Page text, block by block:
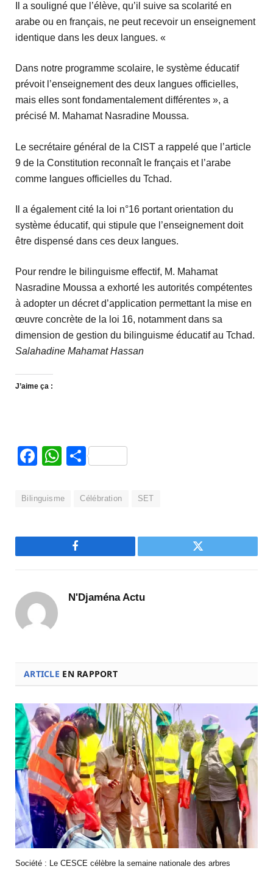
Il a souligné que l’élève, qu’il suive sa scolarité en
arabe ou en français, ne peut recevoir un enseignement
identique dans les deux langues. «
Dans notre programme scolaire, le système éducatif
prévoit l’enseignement des deux langues officielles,
mais elles sont fondamentalement différentes », a
précisé M. Mahamat Nasradine Moussa.
Le secrétaire général de la CIST a rappelé que l’article
9 de la Constitution reconnaît le français et l’arabe
comme langues officielles du Tchad.
Il a également cité la loi n°16 portant orientation du
système éducatif, qui stipule que l’enseignement doit
être dispensé dans ces deux langues.
Pour rendre le bilinguisme effectif, M. Mahamat
Nasradine Moussa a exhorté les autorités compétentes
à adopter un décret d’application permettant la mise en
œuvre concrète de la loi 16, notamment dans sa
dimension de gestion du bilinguisme éducatif au Tchad.
Salahadine Mahamat Hassan
J’aime ça :
Facebook
WhatsApp
Partager
Bilinguisme Célébration SET
Facebook Twitter
N'Djaména Actu
ARTICLE EN RAPPORT
Société : Le CESCE célèbre la semaine nationale des arbres